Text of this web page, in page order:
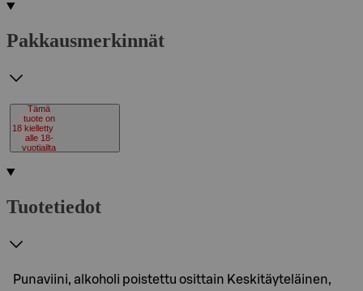
Pakkausmerkinnät
18
Tämä
tuote on
kielletty
alle 18-
vuotiailta
Tuotetiedot
Punaviini, alkoholi poistettu osittain Keskitäyteläinen,